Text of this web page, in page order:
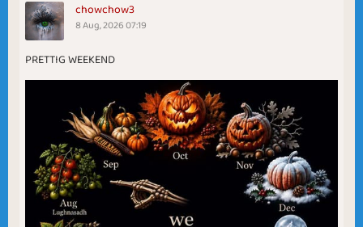
chowchow3
8 Aug, 2026 07:19
PRETTIG WEEKEND